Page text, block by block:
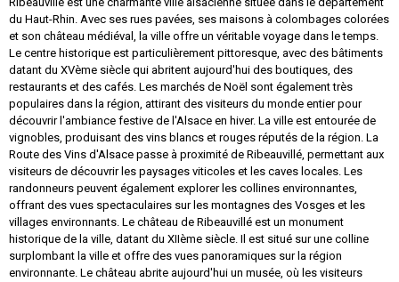
du Haut-Rhin. Avec ses rues pavées, ses maisons à colombages colorées
et son château médiéval, la ville offre un véritable voyage dans le temps.
Le centre historique est particulièrement pittoresque, avec des bâtiments
datant du XVème siècle qui abritent aujourd'hui des boutiques, des
restaurants et des cafés. Les marchés de Noël sont également très
populaires dans la région, attirant des visiteurs du monde entier pour
découvrir l'ambiance festive de l'Alsace en hiver. La ville est entourée de
vignobles, produisant des vins blancs et rouges réputés de la région. La
Route des Vins d'Alsace passe à proximité de Ribeauvillé, permettant aux
visiteurs de découvrir les paysages viticoles et les caves locales. Les
randonneurs peuvent également explorer les collines environnantes,
offrant des vues spectaculaires sur les montagnes des Vosges et les
villages environnants. Le château de Ribeauvillé est un monument
historique de la ville, datant du XIIème siècle. Il est situé sur une colline
surplombant la ville et offre des vues panoramiques sur la région
environnante. Le château abrite aujourd'hui un musée, où les visiteurs